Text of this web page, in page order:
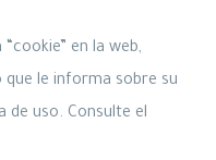
en la web,
le informa sobre su
de uso. Consulte el